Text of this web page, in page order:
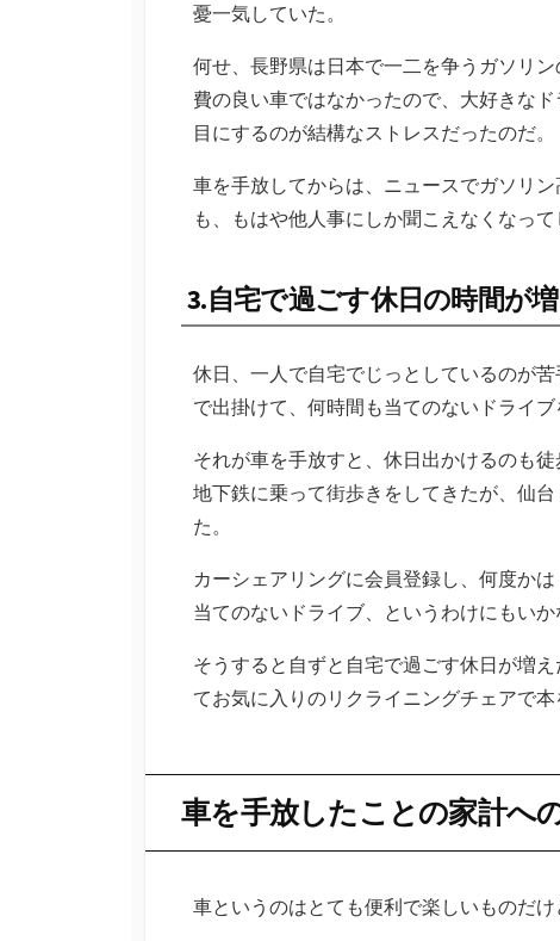
憂一気していた。
何せ、長野県は日本で一二を争うガソリ
費の良い車ではなかったので、大好きな
目にするのが結構なストレスだったのだ。
車を手放してからは、ニュースでガソリ
も、もはや他人事にしか聞こえなくなって
3.自宅で過ごす休日の時間が
休日、一人で自宅でじっとしているのが
で出掛けて、何時間も当てのないドライブ
それが車を手放すと、休日出かけるのも
地下鉄に乗って街歩きをしてきたが、仙
た。
カーシェアリングに会員登録し、何度か
当てのないドライブ、というわけにもいか
そうすると自ずと自宅で過ごす休日が増
てお気に入りのリクライニングチェアで本
車を手放したことの家計へ
車というのはとても便利で楽しいものだけ